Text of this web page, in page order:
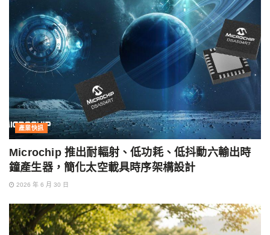
產業快訊
Microchip 推出耐輻射、低功耗、低抖動六輸出時
鐘產生器，簡化太空載具時序架構設計
2026 年 6 月 30 日